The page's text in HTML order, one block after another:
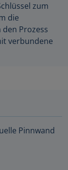
zum
die
Prozess
verbundene
Pinnwand